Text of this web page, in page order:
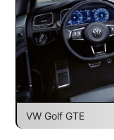
VW Golf GTE